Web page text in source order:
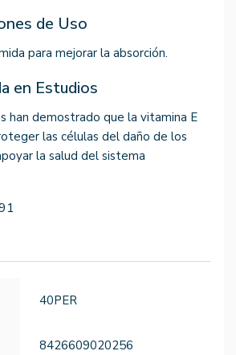
de Uso
para mejorar la absorción.
en Estudios
han demostrado que la vitamina E
las células del daño de los
la salud del sistema
40PER
8426609020256